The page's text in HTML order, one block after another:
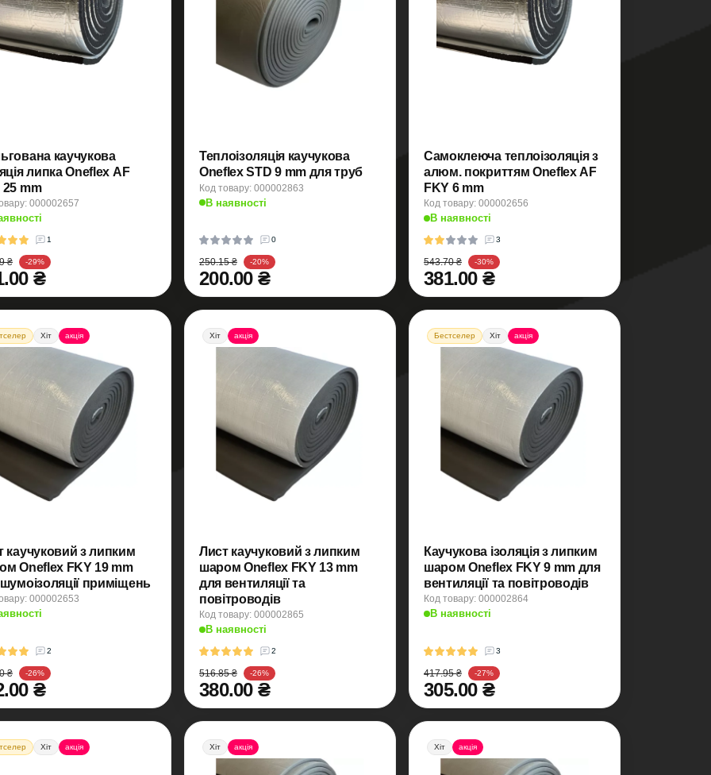
каучукова
липка Oneflex AF
FKY 25 mm
000002657
1
₴ -29%
₴
Теплоізоляція каучукова
Oneflex STD 9 mm для труб
Код товару: 000002863
В наявності
0
250.15 ₴ -20%
200.00 ₴
Самоклеюча теплоізоляція з
алюм. покриттям Oneflex AF
FKY 6 mm
Код товару: 000002656
В наявності
3
543.70 ₴ -30%
381.00 ₴
Хіт акція
каучуковий з липким
Oneflex FKY 19 mm
приміщень
000002653
2
₴ -26%
₴
Хіт акція
Лист каучуковий з липким
шаром Oneflex FKY 13 mm
для вентиляції та
повітроводів
Код товару: 000002865
В наявності
2
516.85 ₴ -26%
380.00 ₴
Бестселер Хіт акція
Каучукова ізоляція з липким
шаром Oneflex FKY 9 mm для
вентиляції та повітроводів
Код товару: 000002864
В наявності
3
417.95 ₴ -27%
305.00 ₴
Хіт акція Хіт акція Хіт акція